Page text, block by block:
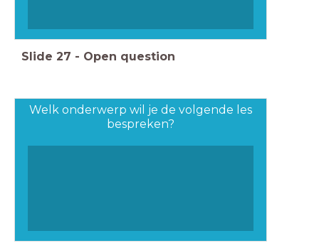
Slide 27 - Open question
Welk onderwerp wil je de volgende les
bespreken?